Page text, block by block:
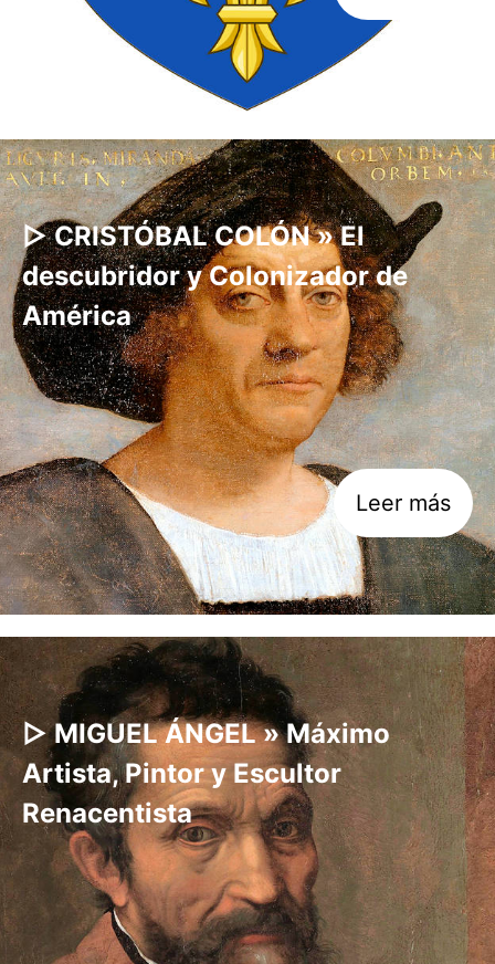
▷ CRISTÓBAL COLÓN » El
descubridor y Colonizador de
América
Leer más
▷ MIGUEL ÁNGEL » Máximo
Artista, Pintor y Escultor
Renacentista